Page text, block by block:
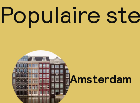
Populaire
Amsterdam